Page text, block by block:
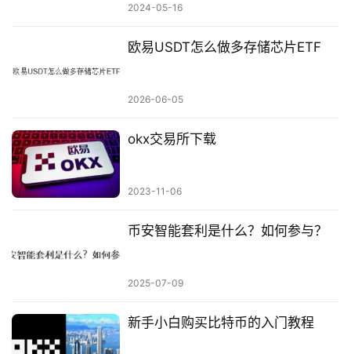
2024-05-16
欧易USDT怎么做多存储芯片ETF
2026-06-05
okx交易所下载
2023-11-06
币安智能套利是什么？如何参与？
2025-07-09
新手小白购买比特币的入门教程